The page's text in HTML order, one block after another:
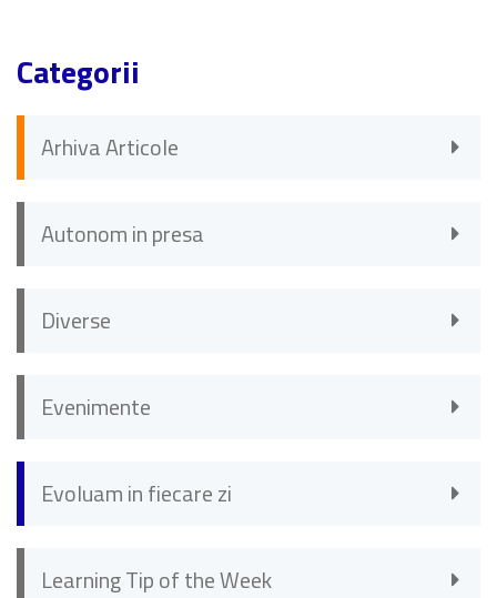
Categorii
Arhiva Articole
Autonom in presa
Diverse
Evenimente
Evoluam in fiecare zi
Learning Tip of the Week